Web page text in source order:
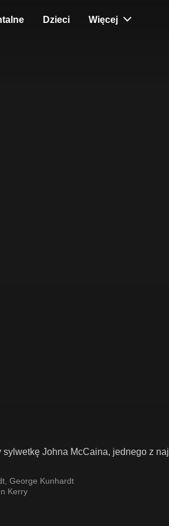
Dzieci Więcej
Johna McCaina, jednego z
George Kunhardt
Kerry